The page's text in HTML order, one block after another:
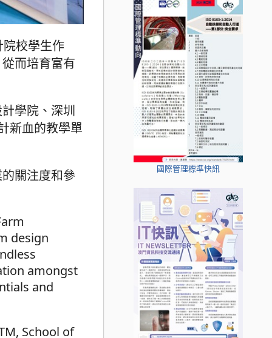
校學生作
而培育富有
學院、深圳
新血的教學單
關注度和參
design
amongst
and
School of
國際管理標準快訊